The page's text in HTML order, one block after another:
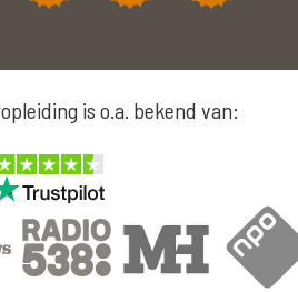
is o.a. bekend van: